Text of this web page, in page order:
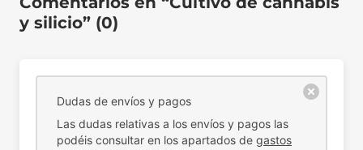
y silicio” (0)
Dudas de envíos y pagos
Las dudas relativas a los envíos y pagos las
podéis consultar en los apartados de gastos